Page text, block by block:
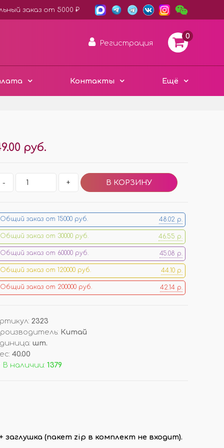
заказ от 5000 ₽
Регистрация
0
Контакты Ещё
ЧЁРНЫЙ СТИЛЬ
МИНИ ИЗДЕЛИЯ
ДОП. ТОВАРЫ
ДЛЯ ДЕГУСТАЦИИ АРОМАТОВ
КОРОБКИ/ УПАКОВКА
СТОЙКИ/ ПОДСТАВКИ
ПОДВЕСКИ (РАСПРОДАЖА!)
руб.
- +
Общий заказ от 15000 руб. 48.02 р.
Общий заказ от 30000 руб. 46.55 р.
Общий заказ от 60000 руб. 45.08 р.
Общий заказ от 120000 руб. 44.10 р.
Общий заказ от 200000 руб. 42.14 р.
: 2323
: Китай
: шт.
: 40.00
В наличии: 1379
заглушка (пакет zip в комплект не входит).